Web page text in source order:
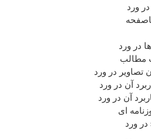
ورد
در ورد
مطالب
تصاویر در ورد
ای